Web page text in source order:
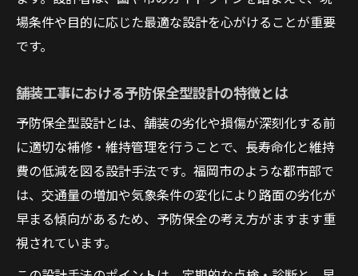
場条件や目的に応じた最適な設計を心がけることが重要
です。
舗装工事における予防保全型設計の特徴とは
予防保全型設計とは、舗装の劣化や損傷が深刻化する前
に適切な補修・維持管理を行うことで、長寿命化と維持
費の低減を図る設計手法です。福岡市のような都市部で
は、交通量の増加や気象条件の変化により路面の劣化が
早まる傾向があるため、予防保全の考え方がますます重
視されています。